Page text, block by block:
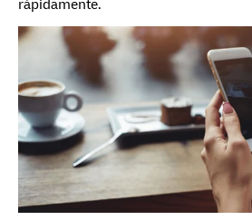
rápidamente.